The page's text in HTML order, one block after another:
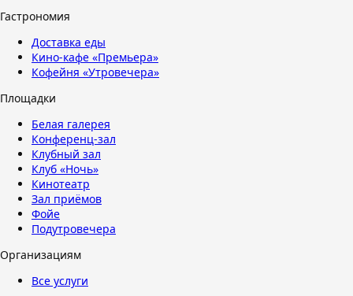
Гастрономия
Доставка еды
Кино-кафе «Премьера»
Кофейня «Утровечера»
Площадки
Белая галерея
Конференц-зал
Клубный зал
Клуб «Ночь»
Кинотеатр
Зал приёмов
Фойе
Подутровечера
Организациям
Все услуги